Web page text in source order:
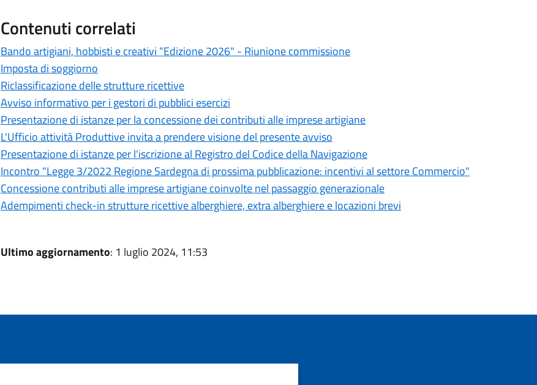
Contenuti correlati
Bando artigiani, hobbisti e creativi “Edizione 2026" - Riunione commissione
Imposta di soggiorno
Riclassificazione delle strutture ricettive
Avviso informativo per i gestori di pubblici esercizi
Presentazione di istanze per la concessione dei contributi alle imprese artigiane
L'Ufficio attività Produttive invita a prendere visione del presente avviso
Presentazione di istanze per l'iscrizione al Registro del Codice della Navigazione
Incontro "Legge 3/2022 Regione Sardegna di prossima pubblicazione: incentivi al settore Commercio"
Concessione contributi alle imprese artigiane coinvolte nel passaggio generazionale
Adempimenti check-in strutture ricettive alberghiere, extra alberghiere e locazioni brevi
Ultimo aggiornamento: 1 luglio 2024, 11:53